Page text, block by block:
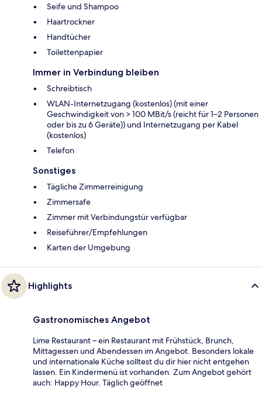
Seife und Shampoo
Haartrockner
Handtücher
Toilettenpapier
Immer in Verbindung bleiben
Schreibtisch
WLAN-Internetzugang (kostenlos) (mit einer
Geschwindigkeit von > 100 MBit/s (reicht für 1–2 Personen
oder bis zu 6 Geräte)) und Internetzugang per Kabel
(kostenlos)
Telefon
Sonstiges
Tägliche Zimmerreinigung
Zimmersafe
Zimmer mit Verbindungstür verfügbar
Reiseführer/Empfehlungen
Karten der Umgebung
Highlights
Gastronomisches Angebot
Lime Restaurant – ein Restaurant mit Frühstück, Brunch,
Mittagessen und Abendessen im Angebot. Besonders lokale
und internationale Küche solltest du dir hier nicht entgehen
lassen. Ein Kindermenü ist vorhanden. Zum Angebot gehört
auch: Happy Hour. Täglich geöffnet